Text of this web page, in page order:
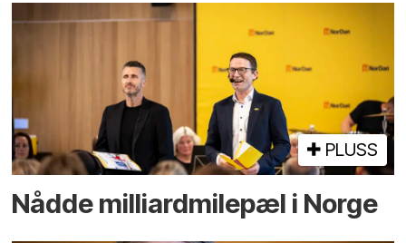
PLUSS
Nådde milliard­­milepæl i Norge